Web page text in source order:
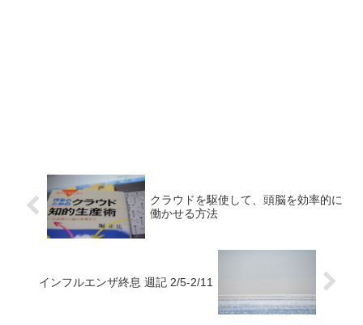
クラウドを駆使して、頭脳を効率的に
働かせる方法
インフルエンザ終息 週記 2/5-2/11